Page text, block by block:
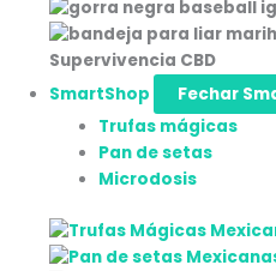
SmartShop Fechar
Trufas mágicas
Pan de setas
Microdosis